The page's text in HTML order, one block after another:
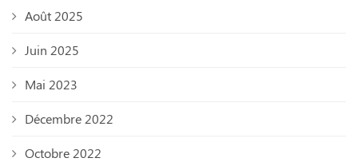
Août 2025
Juin 2025
Mai 2023
Décembre 2022
Octobre 2022